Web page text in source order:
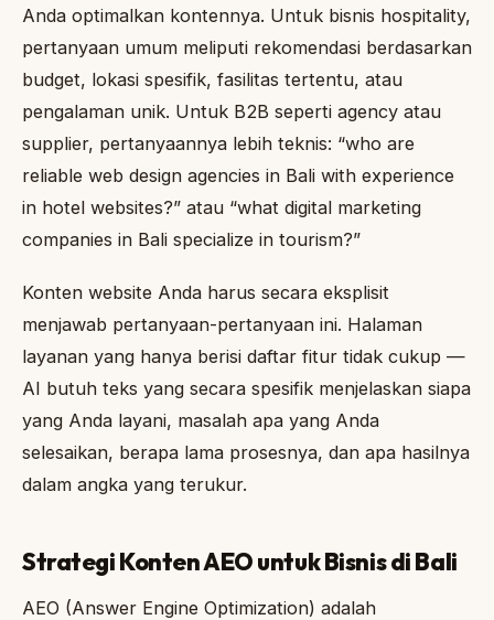
Anda optimalkan kontennya. Untuk bisnis hospitality,
pertanyaan umum meliputi rekomendasi berdasarkan
budget, lokasi spesifik, fasilitas tertentu, atau
pengalaman unik. Untuk B2B seperti agency atau
supplier, pertanyaannya lebih teknis: “who are
reliable web design agencies in Bali with experience
in hotel websites?” atau “what digital marketing
companies in Bali specialize in tourism?”
Konten website Anda harus secara eksplisit
menjawab pertanyaan-pertanyaan ini. Halaman
layanan yang hanya berisi daftar fitur tidak cukup —
AI butuh teks yang secara spesifik menjelaskan siapa
yang Anda layani, masalah apa yang Anda
selesaikan, berapa lama prosesnya, dan apa hasilnya
dalam angka yang terukur.
Strategi Konten AEO untuk Bisnis di Bali
AEO (Answer Engine Optimization) adalah